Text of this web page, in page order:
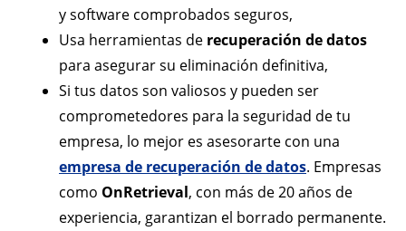
y software comprobados seguros,
Usa herramientas de recuperación de datos
para asegurar su eliminación definitiva,
Si tus datos son valiosos y pueden ser
comprometedores para la seguridad de tu
empresa, lo mejor es asesorarte con una
empresa de recuperación de datos. Empresas
como OnRetrieval, con más de 20 años de
experiencia, garantizan el borrado permanente.